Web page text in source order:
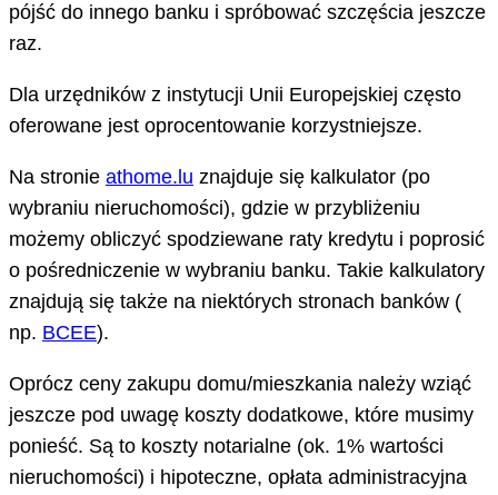
pójść do innego banku i spróbować szczęścia jeszcze
raz.
Dla urzędników z instytucji Unii Europejskiej często
oferowane jest oprocentowanie korzystniejsze.
Na stronie athome.lu znajduje się kalkulator (po
wybraniu nieruchomości), gdzie w przybliżeniu
możemy obliczyć spodziewane raty kredytu i poprosić
o pośredniczenie w wybraniu banku. Takie kalkulatory
znajdują się także na niektórych stronach banków (
np. BCEE).
Oprócz ceny zakupu domu/mieszkania należy wziąć
jeszcze pod uwagę koszty dodatkowe, które musimy
ponieść. Są to koszty notarialne (ok. 1% wartości
nieruchomości) i hipoteczne, opłata administracyjna